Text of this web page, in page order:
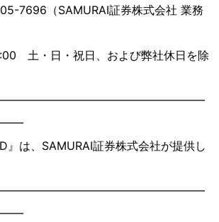
7696（SAMURAI証券株式会社 業務
土・日・祝日、および弊社休日を除
』は、SAMURAI証券株式会社が提供し